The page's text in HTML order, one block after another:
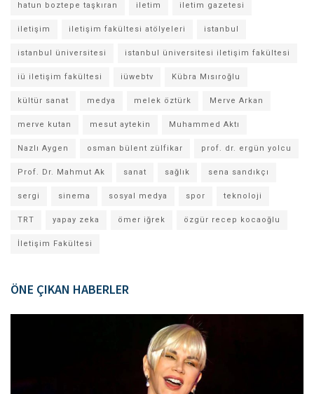
hatun boztepe taşkıran iletim iletim gazetesi
iletişim iletişim fakültesi atölyeleri istanbul
istanbul üniversitesi istanbul üniversitesi iletişim fakültesi
iü iletişim fakültesi iüwebtv Kübra Mısıroğlu
kültür sanat medya melek öztürk Merve Arkan
merve kutan mesut aytekin Muhammed Aktı
Nazlı Aygen osman bülent zülfikar prof. dr. ergün yolcu
Prof. Dr. Mahmut Ak sanat sağlık sena sandıkçı
sergi sinema sosyal medya spor teknoloji
TRT yapay zeka ömer iğrek özgür recep kocaoğlu
İletişim Fakültesi
ÖNE ÇIKAN HABERLER